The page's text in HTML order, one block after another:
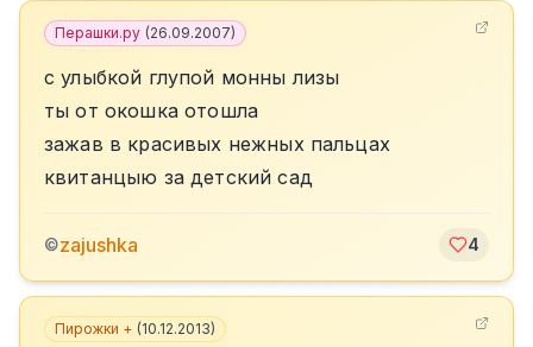
Перашки.ру (26.09.2007)
с улыбкой глупой монны лизы
ты от окошка отошла
зажав в красивых нежных пальцах
квитанцыю за детский сад
©zajushka 4
Пирожки + (10.12.2013)